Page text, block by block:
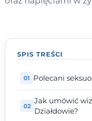
SPIS TREŚCI
Polecani
Jak umówić
Działdowie?